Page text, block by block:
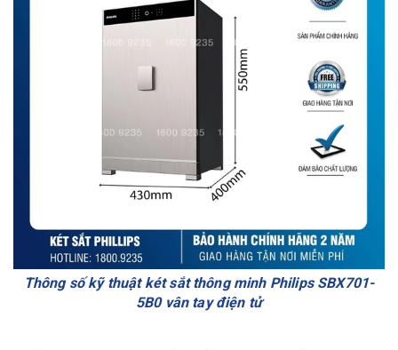
Thông số kỹ thuật két sắt thông minh Philips SBX701-
5B0 vân tay điện tử